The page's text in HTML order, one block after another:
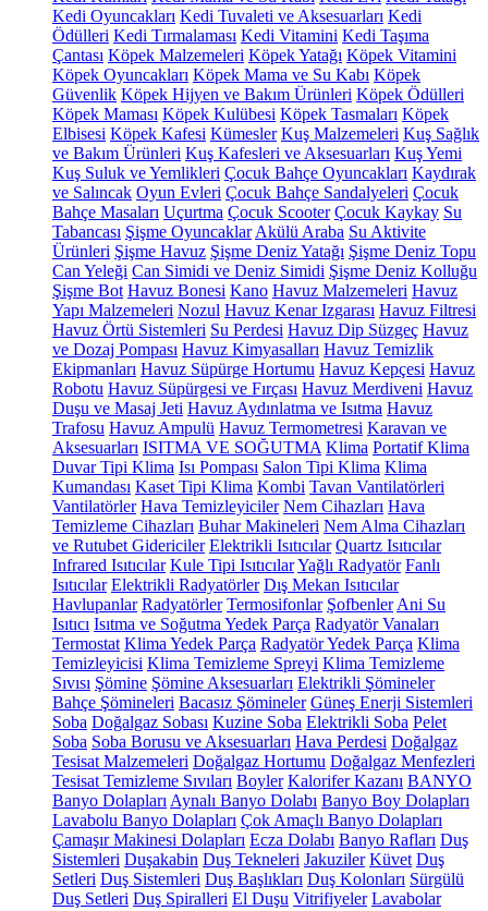
Kedi Oyuncakları Kedi Tuvaleti ve Aksesuarları Kedi
Ödülleri Kedi Tırmalaması Kedi Vitamini Kedi Taşıma
Çantası Köpek Malzemeleri Köpek Yatağı Köpek Vitamini
Köpek Oyuncakları Köpek Mama ve Su Kabı Köpek
Güvenlik Köpek Hijyen ve Bakım Ürünleri Köpek Ödülleri
Köpek Maması Köpek Kulübesi Köpek Tasmaları Köpek
Elbisesi Köpek Kafesi Kümesler Kuş Malzemeleri Kuş Sağlık
ve Bakım Ürünleri Kuş Kafesleri ve Aksesuarları Kuş Yemi
Kuş Suluk ve Yemlikleri Çocuk Bahçe Oyuncakları Kaydırak
ve Salıncak Oyun Evleri Çocuk Bahçe Sandalyeleri Çocuk
Bahçe Masaları Uçurtma Çocuk Scooter Çocuk Kaykay Su
Tabancası Şişme Oyuncaklar Akülü Araba Su Aktivite
Ürünleri Şişme Havuz Şişme Deniz Yatağı Şişme Deniz Topu
Can Yeleği Can Simidi ve Deniz Simidi Şişme Deniz Kolluğu
Şişme Bot Havuz Bonesi Kano Havuz Malzemeleri Havuz
Yapı Malzemeleri Nozul Havuz Kenar Izgarası Havuz Filtresi
Havuz Örtü Sistemleri Su Perdesi Havuz Dip Süzgeç Havuz
ve Dozaj Pompası Havuz Kimyasalları Havuz Temizlik
Ekipmanları Havuz Süpürge Hortumu Havuz Kepçesi Havuz
Robotu Havuz Süpürgesi ve Fırçası Havuz Merdiveni Havuz
Duşu ve Masaj Jeti Havuz Aydınlatma ve Isıtma Havuz
Trafosu Havuz Ampulü Havuz Termometresi Karavan ve
Aksesuarları ISITMA VE SOĞUTMA Klima Portatif Klima
Duvar Tipi Klima Isı Pompası Salon Tipi Klima Klima
Kumandası Kaset Tipi Klima Kombi Tavan Vantilatörleri
Vantilatörler Hava Temizleyiciler Nem Cihazları Hava
Temizleme Cihazları Buhar Makineleri Nem Alma Cihazları
ve Rutubet Gidericiler Elektrikli Isıtıcılar Quartz Isıtıcılar
Infrared Isıtıcılar Kule Tipi IsıtıcılarYağlı Radyatör Fanlı
Isıtıcılar Elektrikli Radyatörler Dış Mekan Isıtıcılar
Havlupanlar Radyatörler Termosifonlar Şofbenler Ani Su
Isıtıcı Isıtma ve Soğutma Yedek Parça Radyatör Vanaları
Termostat Klima Yedek Parça Radyatör Yedek Parça Klima
Temizleyicisi Klima Temizleme Spreyi Klima Temizleme
Sıvısı Şömine Şömine Aksesuarları Elektrikli Şömineler
Bahçe Şömineleri Bacasız Şömineler Güneş Enerji Sistemleri
Soba Doğalgaz Sobası Kuzine Soba Elektrikli Soba Pelet
Soba Soba Borusu ve Aksesuarları Hava Perdesi Doğalgaz
Tesisat Malzemeleri Doğalgaz Hortumu Doğalgaz Menfezleri
Tesisat Temizleme Sıvıları Boyler Kalorifer Kazanı BANYO
Banyo Dolapları Aynalı Banyo Dolabı Banyo Boy Dolapları
Lavabolu Banyo Dolapları Çok Amaçlı Banyo Dolapları
Çamaşır Makinesi Dolapları Ecza Dolabı Banyo Rafları Duş
Sistemleri Duşakabin Duş Tekneleri Jakuziler Küvet Duş
Setleri Duş Sistemleri Duş Başlıkları Duş Kolonları Sürgülü
Duş Setleri Duş Spiralleri El Duşu Vitrifiyeler Lavabolar